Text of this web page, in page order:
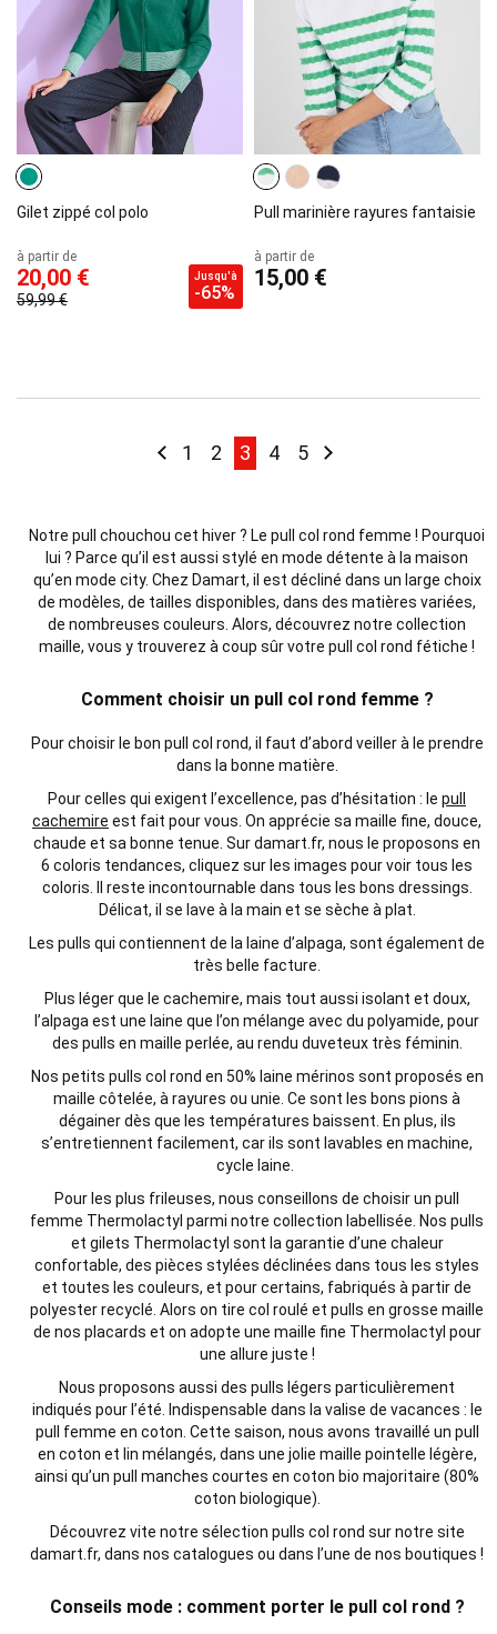
Gilet zippé col polo
à partir de
20,00 €
59,99 €
Jusqu'à
-65%
Pull marinière rayures fantaisie
à partir de
15,00 €
PagePage
Précédent
Page
1 Page
2 You're currently reading page
3 Page
4 Page
5 Page
Suivant
Notre pull chouchou cet hiver ? Le pull col rond femme ! Pourquoi
lui ? Parce qu’il est aussi stylé en mode détente à la maison
qu’en mode city. Chez Damart, il est décliné dans un large choix
de modèles, de tailles disponibles, dans des matières variées,
de nombreuses couleurs. Alors, découvrez notre collection
maille, vous y trouverez à coup sûr votre pull col rond fétiche !
Comment choisir un pull col rond femme ?
Pour choisir le bon pull col rond, il faut d’abord veiller à le prendre
dans la bonne matière.
Pour celles qui exigent l’excellence, pas d’hésitation : le pull
cachemire est fait pour vous. On apprécie sa maille fine, douce,
chaude et sa bonne tenue. Sur damart.fr, nous le proposons en
6 coloris tendances, cliquez sur les images pour voir tous les
coloris. Il reste incontournable dans tous les bons dressings.
Délicat, il se lave à la main et se sèche à plat.
Les pulls qui contiennent de la laine d’alpaga, sont également de
très belle facture.
Plus léger que le cachemire, mais tout aussi isolant et doux,
l’alpaga est une laine que l’on mélange avec du polyamide, pour
des pulls en maille perlée, au rendu duveteux très féminin.
Nos petits pulls col rond en 50% laine mérinos sont proposés en
maille côtelée, à rayures ou unie. Ce sont les bons pions à
dégainer dès que les températures baissent. En plus, ils
s’entretiennent facilement, car ils sont lavables en machine,
cycle laine.
Pour les plus frileuses, nous conseillons de choisir un pull
femme Thermolactyl parmi notre collection labellisée. Nos pulls
et gilets Thermolactyl sont la garantie d’une chaleur
confortable, des pièces stylées déclinées dans tous les styles
et toutes les couleurs, et pour certains, fabriqués à partir de
polyester recyclé. Alors on tire col roulé et pulls en grosse maille
de nos placards et on adopte une maille fine Thermolactyl pour
une allure juste !
Nous proposons aussi des pulls légers particulièrement
indiqués pour l’été. Indispensable dans la valise de vacances : le
pull femme en coton. Cette saison, nous avons travaillé un pull
en coton et lin mélangés, dans une jolie maille pointelle légère,
ainsi qu’un pull manches courtes en coton bio majoritaire (80%
coton biologique).
Découvrez vite notre sélection pulls col rond sur notre site
damart.fr, dans nos catalogues ou dans l’une de nos boutiques !
Conseils mode : comment porter le pull col rond ?